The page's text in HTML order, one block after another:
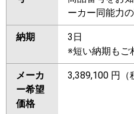
ーカー同能力
納期
3日
※短い納期もご
メーカ
ー希望
価格
3,389,100 円（